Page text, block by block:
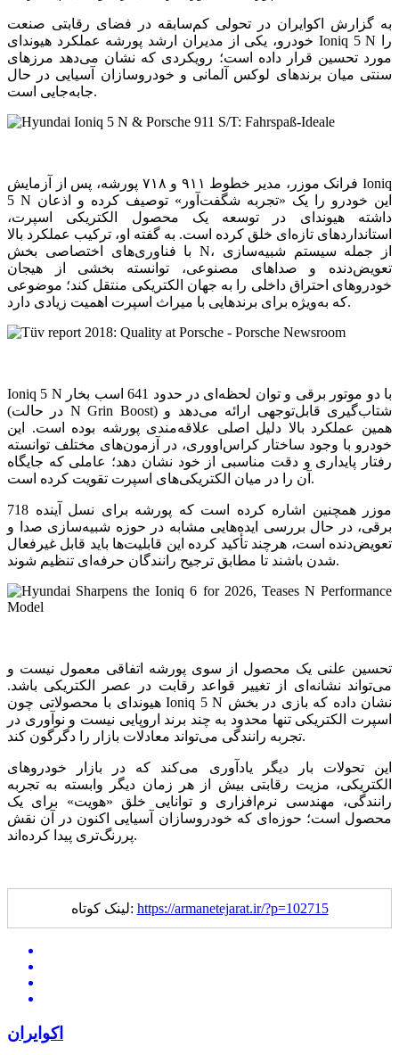
به گزارش اکوایران در تحولی کم‌سابقه در فضای رقابتی صنعت
خودرو، یکی از مدیران ارشد پورشه عملکرد هیوندای Ioniq 5 N را
مورد تحسین قرار داده است؛ رویکردی که نشان می‌دهد مرزهای
سنتی میان برندهای لوکس آلمانی و خودروسازان آسیایی در حال
جابه‌جایی است.
فرانک موزر، مدیر خطوط ۹۱۱ و ۷۱۸ پورشه، پس از آزمایش Ioniq
5 N این خودرو را یک «تجربه شگفت‌آور» توصیف کرده و اذعان
داشته هیوندای در توسعه یک محصول الکتریکی اسپرت،
استانداردهای تازه‌ای خلق کرده است. به گفته او، ترکیب عملکرد بالا
با فناوری‌های اختصاصی بخش N، از جمله سیستم شبیه‌سازی
تعویض‌دنده و صداهای مصنوعی، توانسته بخشی از هیجان
خودروهای احتراق داخلی را به جهان الکتریکی منتقل کند؛ موضوعی
که به‌ویژه برای برندهایی با میراث اسپرت اهمیت زیادی دارد.
Ioniq 5 N با دو موتور برقی و توان لحظه‌ای در حدود 641 اسب بخار
(در حالت N Grin Boost) شتاب‌گیری قابل‌توجهی ارائه می‌دهد و
همین عملکرد بالا دلیل اصلی علاقه‌مندی پورشه بوده است. این
خودرو با وجود ساختار کراس‌اووری، در آزمون‌های مختلف توانسته
رفتار پایداری و دقت مناسبی از خود نشان دهد؛ عاملی که جایگاه
آن را در میان الکتریکی‌های اسپرت تقویت کرده است.
موزر همچنین اشاره کرده است که پورشه برای نسل آینده 718
برقی، در حال بررسی ایده‌هایی مشابه در حوزه شبیه‌سازی صدا و
تعویض‌دنده است، هرچند تأکید کرده این قابلیت‌ها باید قابل غیرفعال
شدن باشند تا مطابق ترجیح رانندگان حرفه‌ای تنظیم شوند.
تحسین علنی یک محصول از سوی پورشه اتفاقی معمول نیست و
می‌تواند نشانه‌ای از تغییر قواعد رقابت در عصر الکتریکی باشد.
هیوندای با محصولاتی چون Ioniq 5 N نشان داده که بازی در بخش
اسپرت الکتریکی تنها محدود به چند برند اروپایی نیست و نوآوری در
تجربه رانندگی می‌تواند معادلات بازار را دگرگون کند.
این تحولات بار دیگر یادآوری می‌کند که در بازار خودروهای
الکتریکی، مزیت رقابتی بیش از هر زمان دیگر وابسته به تجربه
رانندگی، مهندسی نرم‌افزاری و توانایی خلق «هویت» برای یک
محصول است؛ حوزه‌ای که خودروسازان آسیایی اکنون در آن نقش
پررنگ‌تری پیدا کرده‌اند.
لینک کوتاه: https://armanetejarat.ir/?p=102715
اکوایران